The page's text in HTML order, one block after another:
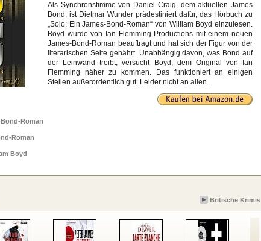
Als Synchronstimme von Daniel Craig, dem aktuellen James
Bond, ist Dietmar Wunder prädestiniert dafür, das Hörbuch zu
„Solo: Ein James-Bond-Roman“ von William Boyd einzulesen.
Boyd wurde von Ian Flemming Productions mit einem neuen
James-Bond-Roman beauftragt und hat sich der Figur von der
literarischen Seite genährt. Unabhängig davon, was Bond auf
der Leinwand treibt, versucht Boyd, dem Original von Ian
Flemming näher zu kommen. Das funktioniert an einigen
Stellen außerordentlich gut. Leider nicht an allen.
Roman
Roman
Boyd
Britische Krimis